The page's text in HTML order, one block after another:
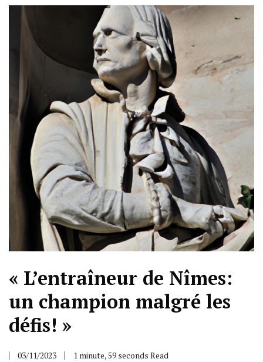
« L’entraîneur de Nîmes:
un champion malgré les
défis! »
03/11/2023 1 minute, 59 seconds Read